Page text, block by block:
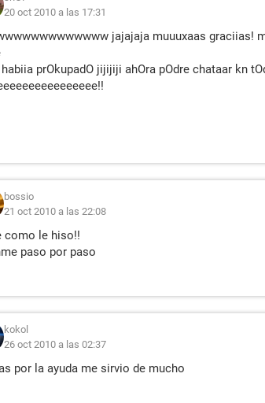
20 oct 2010 a las 17:31
jajajaja muuuxaas graciias!
prOkupadO jijijiji ahOra pOdre chataar kn
bossio
21 oct 2010 a las 22:08
como le hiso!!
paso por paso
kokol
26 oct 2010 a las 02:37
por la ayuda me sirvio de mucho